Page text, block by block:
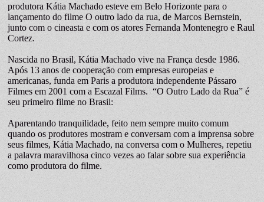
produtora Kátia Machado esteve em Belo Horizonte para o
lançamento do filme O outro lado da rua, de Marcos Bernstein,
junto com o cineasta e com os atores Fernanda Montenegro e Raul
Cortez.
Nascida no Brasil, Kátia Machado vive na França desde 1986.
Após 13 anos de cooperação com empresas europeias e
americanas, funda em Paris a produtora independente Pássaro
Filmes em 2001 com a Escazal Films. “O Outro Lado da Rua” é
seu primeiro filme no Brasil:
Aparentando tranquilidade, feito nem sempre muito comum
quando os produtores mostram e conversam com a imprensa sobre
seus filmes, Kátia Machado, na conversa com o Mulheres, repetiu
a palavra maravilhosa cinco vezes ao falar sobre sua experiência
como produtora do filme.